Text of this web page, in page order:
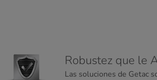
Robustez que le
Las soluciones de Getac